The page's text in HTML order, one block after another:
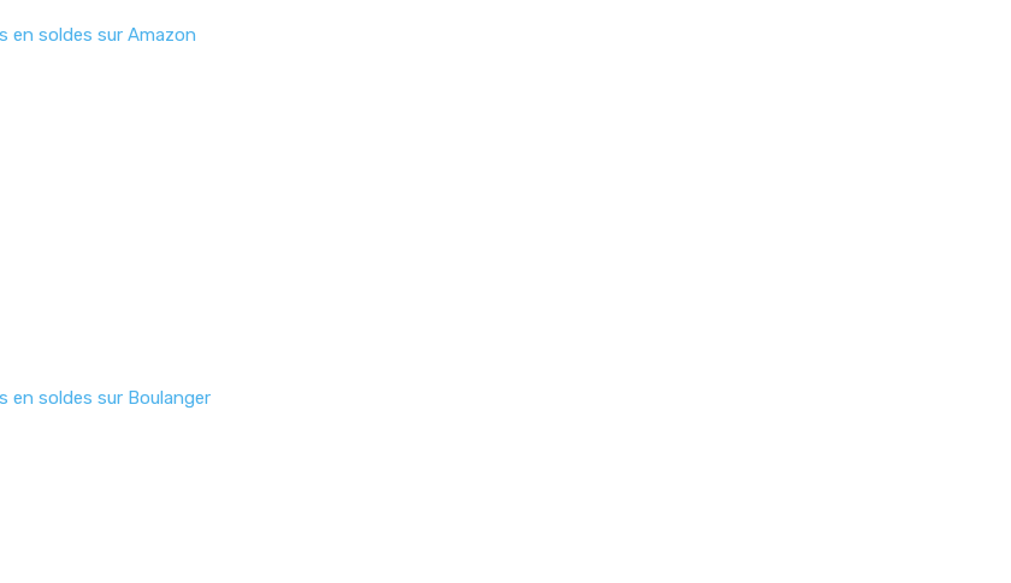
en soldes sur Amazon
en soldes sur Boulanger